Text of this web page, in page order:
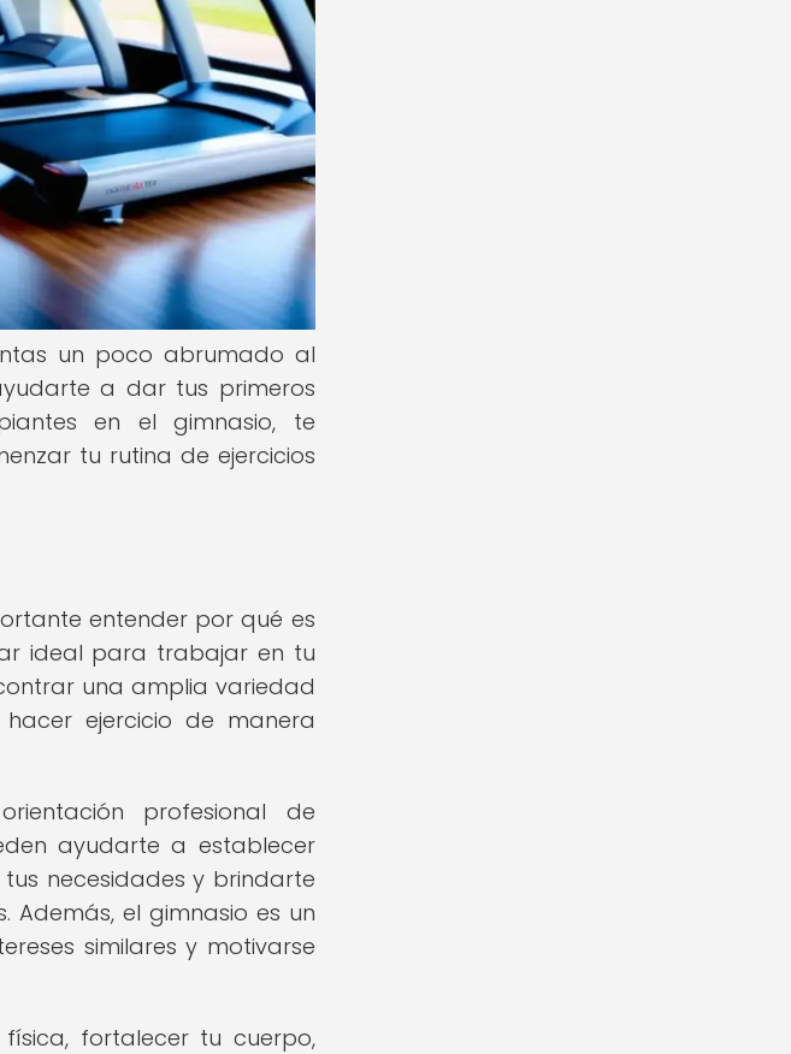
un poco abrumado al
a dar tus primeros
en el gimnasio, te
tu rutina de ejercicios
entender por qué es
ideal para trabajar en tu
una amplia variedad
ejercicio de manera
profesional de
ayudarte a establecer
necesidades y brindarte
el gimnasio es un
similares y motivarse
fortalecer tu cuerpo,